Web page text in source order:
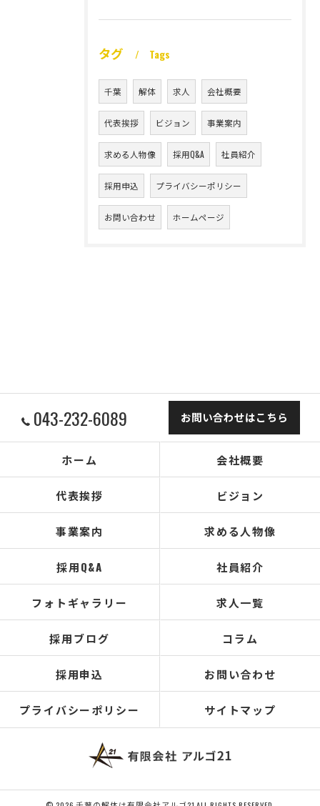
タグ Tags
千葉 解体 求人 会社概要
代表挨拶 ビジョン 事業案内
求める人物像 採用Q&A 社員紹介
採用申込 プライバシーポリシー
お問い合わせ ホームページ
043-232-6089 お問い合わせはこちら
ホーム 会社概要
代表挨拶 ビジョン
事業案内 求める人物像
採用Q&A 社員紹介
フォトギャラリー 求人一覧
採用ブログ コラム
採用申込 お問い合わせ
プライバシーポリシー サイトマップ